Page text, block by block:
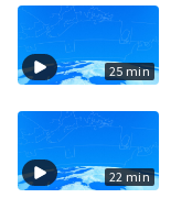
25 min
22 min